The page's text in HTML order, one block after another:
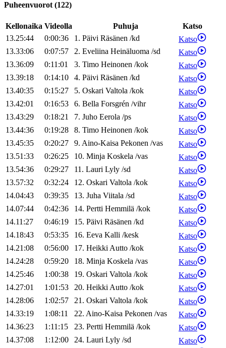
Puheenvuorot (122)
Kellonaika Videolla Puhuja
Katso
13.25:44
0:00:36 1. Päivi Räsänen /kd
Katso
13.33:06
0:07:57 2. Eveliina Heinäluoma /sd
Katso
13.36:09
0:11:01 3. Timo Heinonen /kok
Katso
13.39:18
0:14:10 4. Päivi Räsänen /kd
Katso
13.40:35
0:15:27 5. Oskari Valtola /kok
Katso
13.42:01
0:16:53 6. Bella Forsgrén /vihr
Katso
13.43:29
0:18:21 7. Juho Eerola /ps
Katso
13.44:36
0:19:28 8. Timo Heinonen /kok
Katso
13.45:35
0:20:27 9. Aino-Kaisa Pekonen /vas
Katso
13.51:33
0:26:25 10. Minja Koskela /vas
Katso
13.54:36
0:29:27 11. Lauri Lyly /sd
Katso
13.57:32
0:32:24 12. Oskari Valtola /kok
Katso
14.04:43
0:39:35 13. Juha Viitala /sd
Katso
14.07:44
0:42:36 14. Pertti Hemmilä /kok
Katso
14.11:27
0:46:19 15. Päivi Räsänen /kd
Katso
14.18:43
0:53:35 16. Eeva Kalli /kesk
Katso
14.21:08
0:56:00 17. HeikkiAutto /kok
Katso
14.24:28
0:59:20 18. Minja Koskela /vas
Katso
14.25:46
1:00:38 19. Oskari Valtola /kok
Katso
14.27:01
1:01:53 20. HeikkiAutto /kok
Katso
14.28:06
1:02:57 21. Oskari Valtola /kok
Katso
14.33:19
1:08:11 22. Aino-Kaisa Pekonen /vas
Katso
14.36:23
1:11:15 23. Pertti Hemmilä /kok
Katso
14.37:08
1:12:00 24. Lauri Lyly /sd
Katso